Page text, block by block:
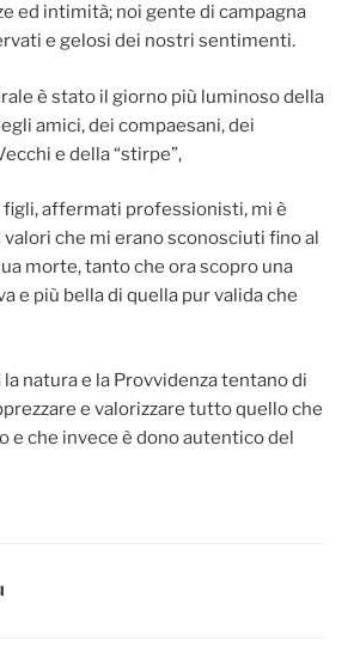
ed intimità; noi gente di campagna
e gelosi dei nostri sentimenti.
è stato il giorno più luminoso della
amici, dei compaesani, dei
e della “stirpe”,
affermati professionisti, mi è
che mi erano sconosciuti fino al
morte, tanto che ora scopro una
e più bella di quella pur valida che
natura e la Provvidenza tentano di
e valorizzare tutto quello che
e che invece è dono autentico del